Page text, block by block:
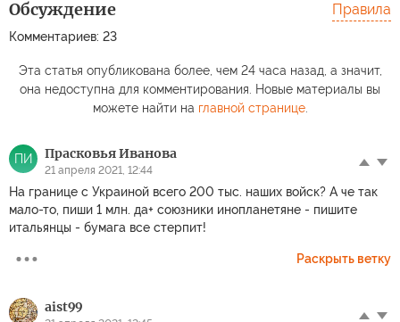
Обсуждение
Комментариев: 23
Правила
Эта статья опубликована более, чем 24 часа назад, а значит,
она недоступна для комментирования. Новые материалы вы
можете найти на главной странице.
ПИ Прасковья Иванова
21 апреля 2021, 12:44
На границе с Украиной всего 200 тыс. наших войск? А че так
мало-то, пиши 1 млн. да+ союзники инопланетяне - пишите
итальянцы - бумага все стерпит!
Раскрыть ветку
aist99